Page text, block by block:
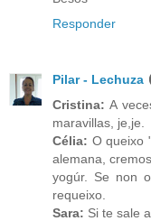
Responder
Pilar - Lechuza
Cristina: A
maravillas, je,je.
Célia: O queixo
alemana,
yogúr. Se non
requeixo.
Sara: Si te sale